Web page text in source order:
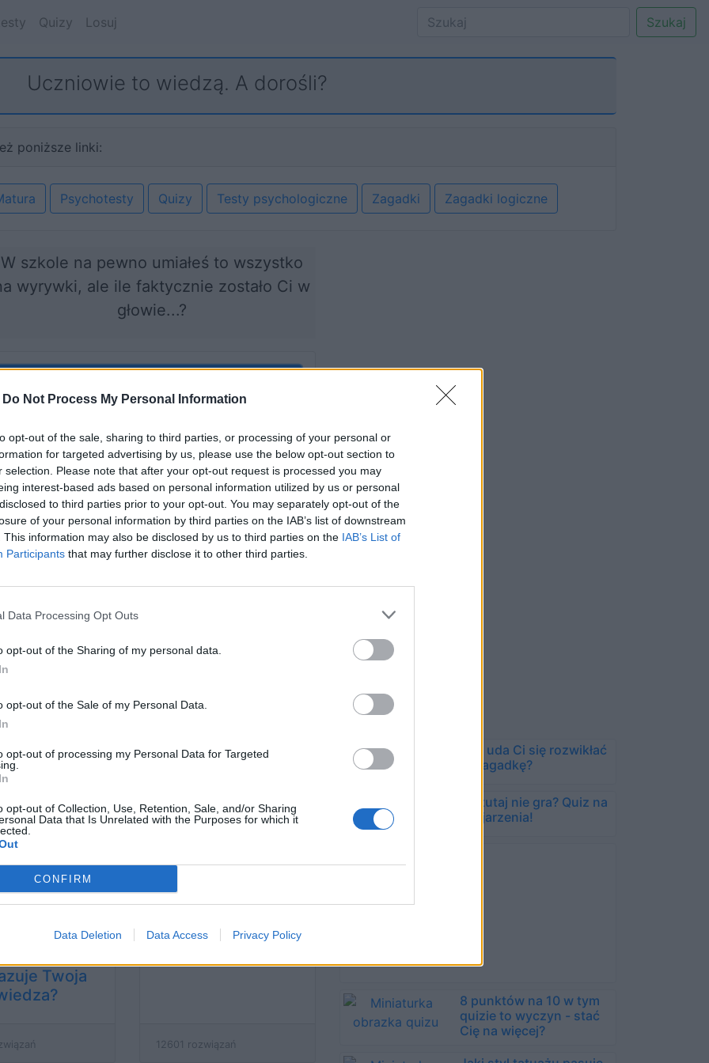
Do Not Process My Personal Information
opt-out of the sale, sharing to third parties, or processing of your personal or
for targeted advertising by us, please use the below opt-out section to
selection. Please note that after your opt-out request is processed you may
interest-based ads based on personal information utilized by us or personal
to third parties prior to your opt-out. You may separately opt-out of the
of your personal information by third parties on the IAB’s list of downstream
This information may also be disclosed by us to third parties on the IAB’s List of
Participants that may further disclose it to other third parties.
Data Processing Opt Outs
opt-out of the Sharing of my personal data.
opt-out of the Sale of my Personal Data.
opt-out of processing my Personal Data for Targeted
opt-out of Collection, Use, Retention, Sale, and/or Sharing
Data that Is Unrelated with the Purposes for which it
CONFIRM
Data Deletion Data Access Privacy Policy
Quizy Losuj Szukaj
Uczniowie to wiedzą. A dorośli?
poniższe linki:
Psychotesty Quizy Testy psychologiczne Zagadki Zagadki logiczne
W szkole na pewno umiałeś to wszystko
wyrywki, ale ile faktycznie zostało Ci w
głowie...?
osób zna
na te
radę?
Wykształcenie nie
jest tu
Polak?
kategorii - czy
czy
Twoja
z WOS-u?
12601 rozwiązań
Czy uda Ci się rozwikłać
tę zagadkę?
Co tutaj nie gra? Quiz na
skojarzenia!
8 punktów na 10 w tym
quizie to wyczyn - stać
Cię na więcej?